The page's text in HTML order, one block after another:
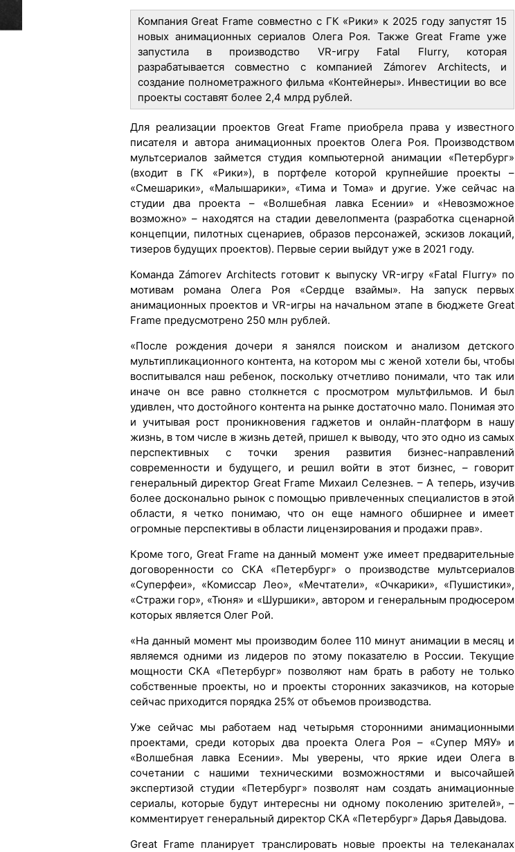
Компания Great Frame совместно с ГК «Рики» к 2025 году запустят 15
новых анимационных сериалов Олега Роя. Также Great Frame уже
запустила в производство VR-игру Fatal Flurry, которая
разрабатывается совместно с компанией Zámorev Architects, и
создание полнометражного фильма «Контейнеры». Инвестиции во все
проекты составят более 2,4 млрд рублей.
Для реализации проектов Great Frame приобрела права у известного
писателя и автора анимационных проектов Олега Роя. Производством
мультсериалов займется студия компьютерной анимации «Петербург»
(входит в ГК «Рики»), в портфеле которой крупнейшие проекты –
«Смешарики», «Малышарики», «Тима и Тома» и другие. Уже сейчас на
студии два проекта – «Волшебная лавка Есении» и «Невозможное
возможно» – находятся на стадии девелопмента (разработка сценарной
концепции, пилотных сценариев, образов персонажей, эскизов локаций,
тизеров будущих проектов). Первые серии выйдут уже в 2021 году.
Команда Zámorev Architects готовит к выпуску VR-игру «Fatal Flurry» по
мотивам романа Олега Роя «Сердце взаймы». На запуск первых
анимационных проектов и VR-игры на начальном этапе в бюджете Great
Frame предусмотрено 250 млн рублей.
«После рождения дочери я занялся поиском и анализом детского
мультипликационного контента, на котором мы с женой хотели бы, чтобы
воспитывался наш ребенок, поскольку отчетливо понимали, что так или
иначе он все равно столкнется с просмотром мультфильмов. И был
удивлен, что достойного контента на рынке достаточно мало. Понимая это
и учитывая рост проникновения гаджетов и онлайн-платформ в нашу
жизнь, в том числе в жизнь детей, пришел к выводу, что это одно из самых
перспективных с точки зрения развития бизнес-направлений
современности и будущего, и решил войти в этот бизнес, – говорит
генеральный директор Great Frame Михаил Селезнев. – А теперь, изучив
более досконально рынок с помощью привлеченных специалистов в этой
области, я четко понимаю, что он еще намного обширнее и имеет
огромные перспективы в области лицензирования и продажи прав».
Кроме того, Great Frame на данный момент уже имеет предварительные
договоренности со СКА «Петербург» о производстве мультсериалов
«Суперфеи», «Комиссар Лео», «Мечтатели», «Очкарики», «Пушистики»,
«Стражи гор», «Тюня» и «Шуршики», автором и генеральным продюсером
которых является Олег Рой.
«На данный момент мы производим более 110 минут анимации в месяц и
являемся одними из лидеров по этому показателю в России. Текущие
мощности СКА «Петербург» позволяют нам брать в работу не только
собственные проекты, но и проекты сторонних заказчиков, на которые
сейчас приходится порядка 25% от объемов производства.
Уже сейчас мы работаем над четырьмя сторонними анимационными
проектами, среди которых два проекта Олега Роя – «Супер МЯУ» и
«Волшебная лавка Есении». Мы уверены, что яркие идеи Олега в
сочетании с нашими техническими возможностями и высочайшей
экспертизой студии «Петербург» позволят нам создать анимационные
сериалы, которые будут интересны ни одному поколению зрителей», –
комментирует генеральный директор СКА «Петербург» Дарья Давыдова.
Great Frame планирует транслировать новые проекты на телеканалах